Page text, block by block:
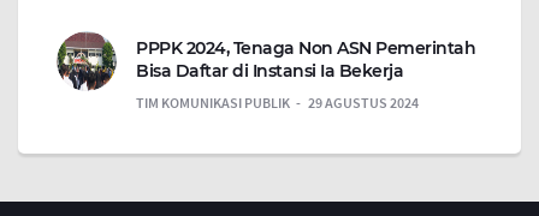
PPPK 2024, Tenaga Non ASN Pemerintah
Bisa Daftar di Instansi Ia Bekerja
TIM KOMUNIKASI PUBLIK 29 AGUSTUS 2024